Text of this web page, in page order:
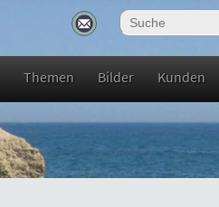
Themen Bilder Kunden